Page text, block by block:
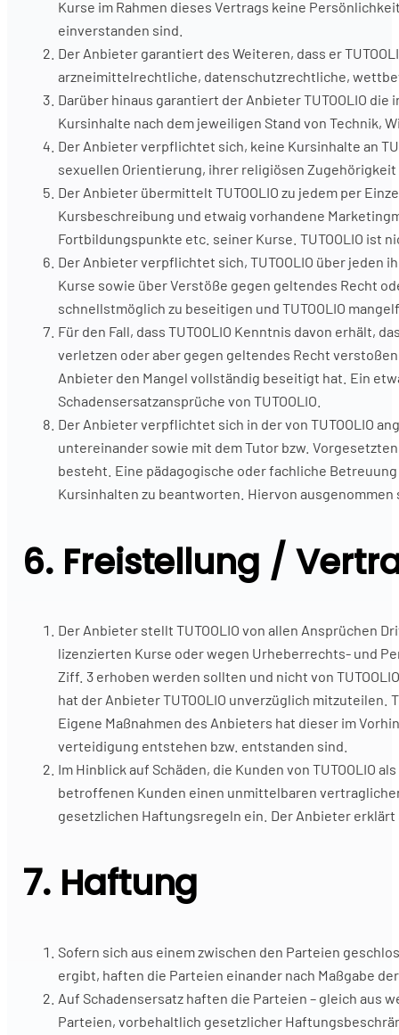
Kurse im Rahmen dieses Vertrags keine
einverstanden sind.
Der Anbieter garantiert des Weiteren, dass er
arzneimittelrechtliche, datenschutzrechtliche,
Darüber hinaus garantiert der Anbieter TUTOOLIO
Kursinhalte nach dem jeweiligen Stand von Technik,
Der Anbieter verpflichtet sich, keine Kursinhalte an
sexuellen Orientierung, ihrer religiösen
Der Anbieter übermittelt TUTOOLIO zu jedem per
Kursbeschreibung und etwaig vorhandene
Fortbildungspunkte etc. seiner Kurse. TUTOOLIO
Der Anbieter verpflichtet sich, TUTOOLIO über jeden
Kurse sowie über Verstöße gegen geltendes Recht
schnellstmöglich zu beseitigen und TUTOOLIO
Für den Fall, dass TUTOOLIO Kenntnis davon erhält,
verletzen oder aber gegen geltendes Recht
Anbieter den Mangel vollständig beseitigt hat. Ein
Schadensersatzansprüche von TUTOOLIO.
Der Anbieter verpflichtet sich in der von TUTOOLIO
untereinander sowie mit dem Tutor bzw.
besteht. Eine pädagogische oder fachliche
Kursinhalten zu beantworten. Hiervon
6. Freistellung /
Der Anbieter stellt TUTOOLIO von allen Ansprüchen
lizenzierten Kurse oder wegen Urheberrechts- und
Ziff. 3 erhoben werden sollten und nicht von
hat der Anbieter TUTOOLIO unverzüglich
Eigene Maßnahmen des Anbieters hat dieser im
verteidigung entstehen bzw. entstanden sind.
Im Hinblick auf Schäden, die Kunden von
betroffenen Kunden einen unmittelbaren
gesetzlichen Haftungsregeln ein. Der Anbieter
7. Haftung
Sofern sich aus einem zwischen den Parteien
ergibt, haften die Parteien einander nach Maßgabe
Auf Schadensersatz haften die Parteien – gleich aus
Parteien, vorbehaltlich gesetzlicher